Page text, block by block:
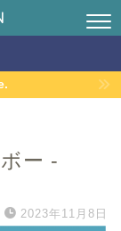
ー -
2023年11月8日